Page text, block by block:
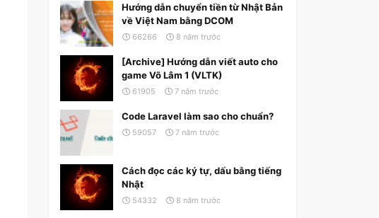
Hướng dẫn chuyển tiền từ Nhật Bản
về Việt Nam bằng DCOM
66266 8 năm trước
[Archive] Hướng dẫn viết auto cho
game Võ Lâm 1 (VLTK)
61905 7 năm trước
Code Laravel làm sao cho chuẩn?
59057 7 năm trước
Cách đọc các ký tự, dấu bằng tiếng
Nhật
54332 8 năm trước